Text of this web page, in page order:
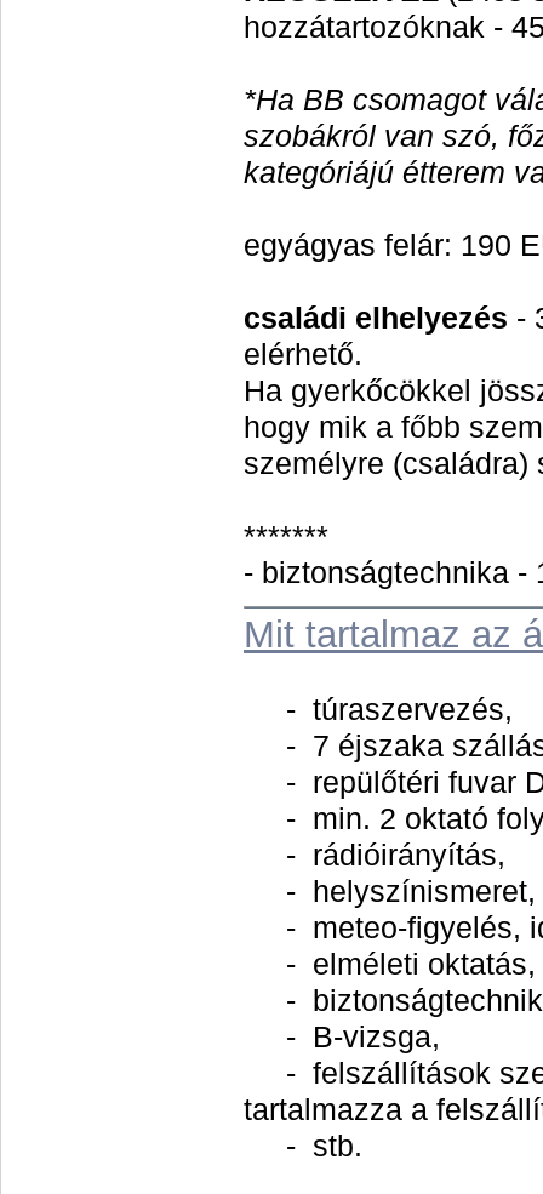
hozzátartozóknak -
*Ha BB csomagot
szobákról van szó,
kategóriájú étterem
egyágyas felár: 190
családi elhelyezés -
elérhető.
Ha gyerkőcökkel
hogy mik a főbb
személyre (családra)
*******
- biztonságtechnika -
Mit tartalmaz az
- túraszervezés,
- 7 éjszaka szállás
- repülőtéri fuvar
- min. 2 oktató
- rádióirányítás,
- helyszínismeret,
- meteo-figyelés,
- elméleti oktatás,
-
- B-vizsga,
- felszállítások
tartalmazza a
- stb.